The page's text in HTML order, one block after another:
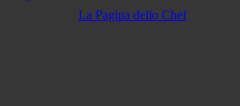
La Pagina dello Chef